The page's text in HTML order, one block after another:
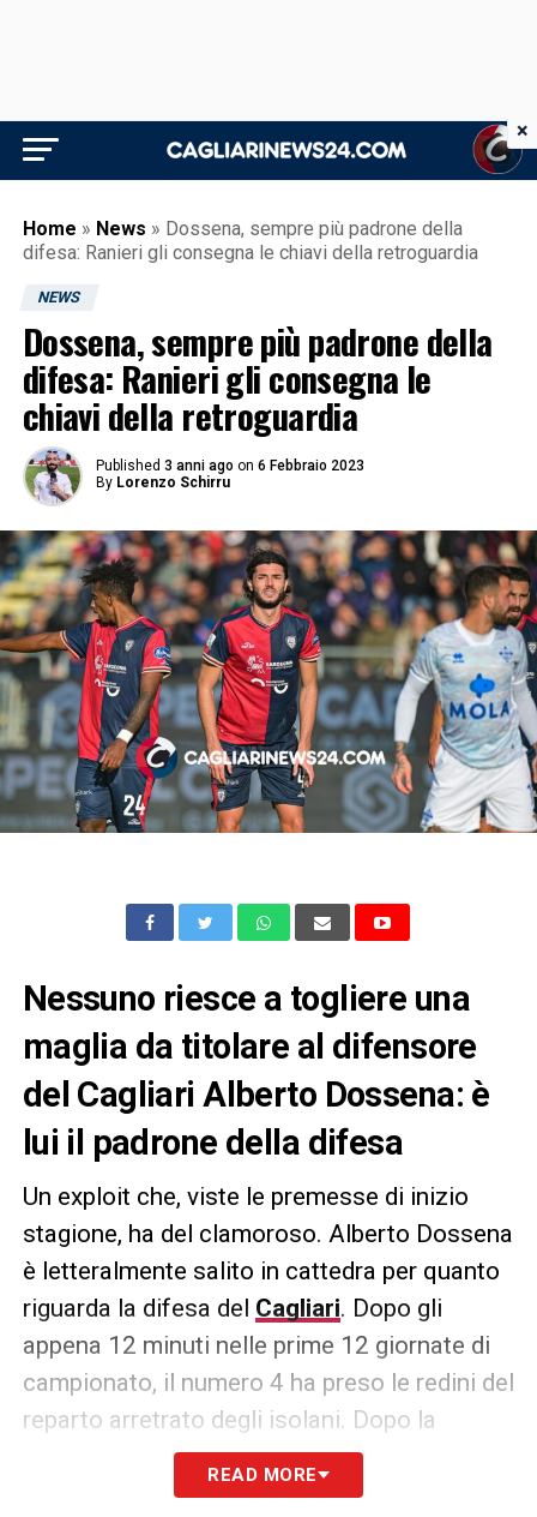
Home » News » Dossena, sempre più padrone della
difesa: Ranieri gli consegna le chiavi della retroguardia
NEWS
Dossena, sempre più padrone della
difesa: Ranieri gli consegna le
chiavi della retroguardia
Published 3 anni ago on 6 Febbraio 2023
By Lorenzo Schirru
Nessuno riesce a togliere una
maglia da titolare al difensore
del Cagliari Alberto Dossena: è
lui il padrone della difesa
Un exploit che, viste le premesse di inizio
stagione, ha del clamoroso. Alberto Dossena
è letteralmente salito in cattedra per quanto
riguarda la difesa del Cagliari. Dopo gli
appena 12 minuti nelle prime 12 giornate di
campionato, il numero 4 ha preso le redini del
reparto arretrato degli isolani. Dopo la
mezz’ora nell’ultimo match di Fabio Liverani
(in trasferta contro il Palermo), nessuno gli
READ MORE
×